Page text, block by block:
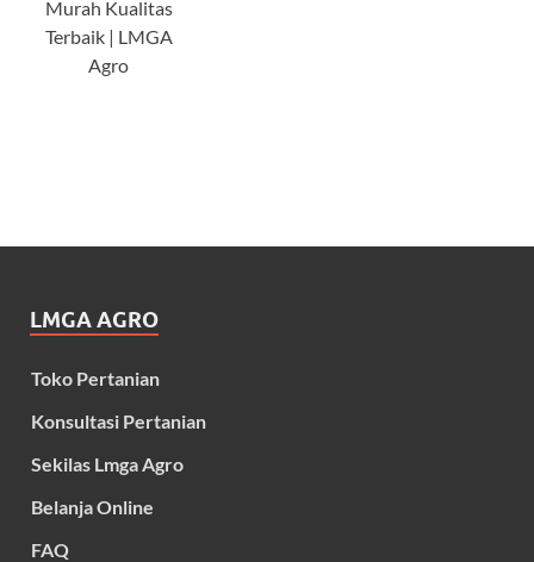
Murah Kualitas
Terbaik | LMGA
Agro
LMGA AGRO
Toko Pertanian
Konsultasi Pertanian
Sekilas Lmga Agro
Belanja Online
FAQ